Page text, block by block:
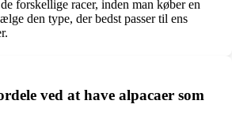
forskellige racer, inden man køber en
den type, der bedst passer til ens
ved at have alpacaer som